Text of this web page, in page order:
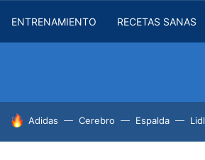
ENTRENAMIENTO RECETAS SANAS
HOY SE HABLA DE
Adidas Cerebro Espalda Lidl